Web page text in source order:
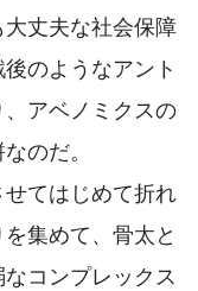
丈夫な社会保障
のようなアント
アベノミクスの
のだ。
てはじめて折れ
集めて、骨太と
コンプレックス